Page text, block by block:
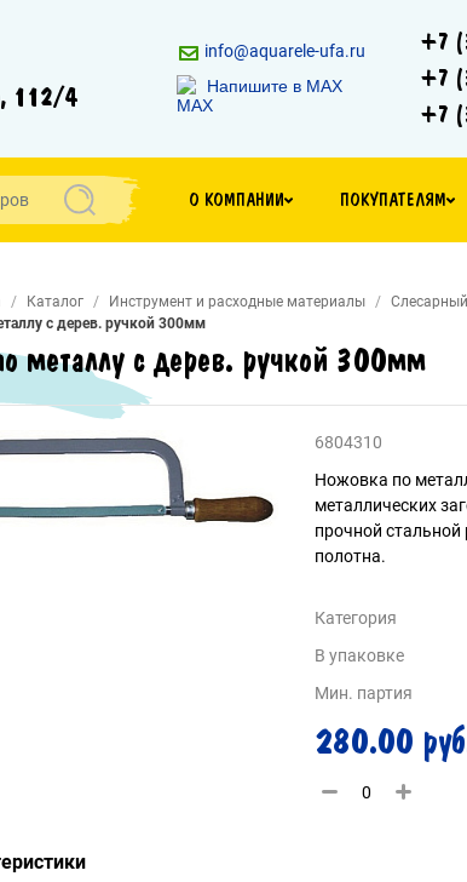
112/4
info@aquarele-ufa.ru
Напишите в MAX
+7
+7
+7
О КОМПАНИИ ПОКУПАТЕЛЯМ
Каталог Инструмент и расходные материалы
с дерев. ручкой 300мм
металлу с дерев. ручкой 300мм
6804310
Ножовка по
металлических
прочной
полотна.
Категория
В упаковке
Мин. партия
280.00